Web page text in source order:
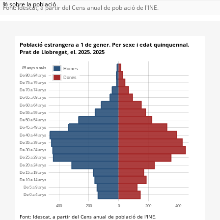
Font: Idescat, a partir del Cens anual de població de l'INE.